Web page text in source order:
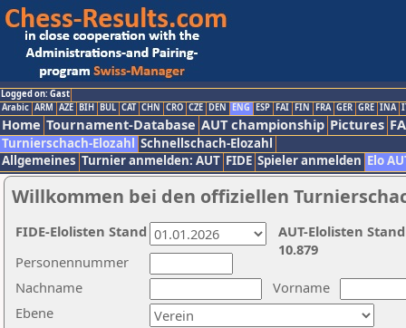
Logged on: Gast
Arabic ARM AZE BIH BUL CAT CHN CRO CZE DEN ENG ESP FAI FIN FRA GER GRE INA
Home Tournament-Database AUT championship Pictures
Turnierschach-Elozahl Schnellschach-Elozahl
Allgemeines Turnier anmelden: AUT FIDE Spieler anmelden Elo
Willkommen bei den offiziellen
Nachname
Vorname
Ebene
Personennummer
AUT-Elolisten
10.879
FIDE-Elolisten Stand